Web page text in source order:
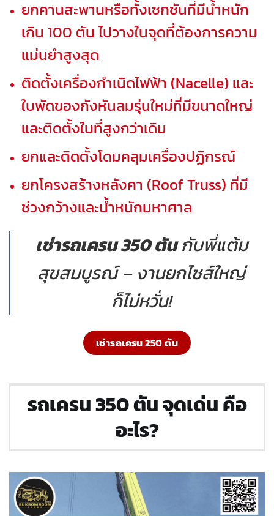
ยกคานสะพานหรือทั้งเซกชันที่มีน้ำหนัก
เกิน 100 ตัน ไปวางในจุดที่ต้องการความ
แม่นยำสูงสุด
ติดตั้งเครื่องกำเนิดไฟฟ้า (Nacelle) และ
ใบพัดของกังหันลมรุ่นใหม่ที่มีขนาดใหญ่
และติดตั้งในที่สูงกว่าเดิม
ยกและติดตั้งโดมคลุมเครื่องปฏิกรณ์
ยกโครงสร้างหลังคา (Roof Truss) ที่มี
ช่วงกว้างและน้ำหนักมหาศาล
เช่ารถเครน 350 ตันกับพี่แต้ม
สุขสมบูรณ์ – งานยกไซส์ใหญ่
ก็ไม่หวั่น!
เช่ารถเครน 250 ตัน
รถเครน 350 ตัน จุดเด่น คือ
อะไร?